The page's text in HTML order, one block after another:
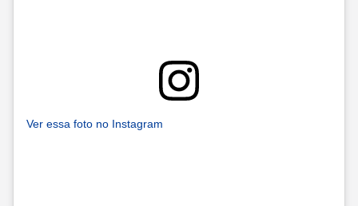
Ver essa foto no Instagram